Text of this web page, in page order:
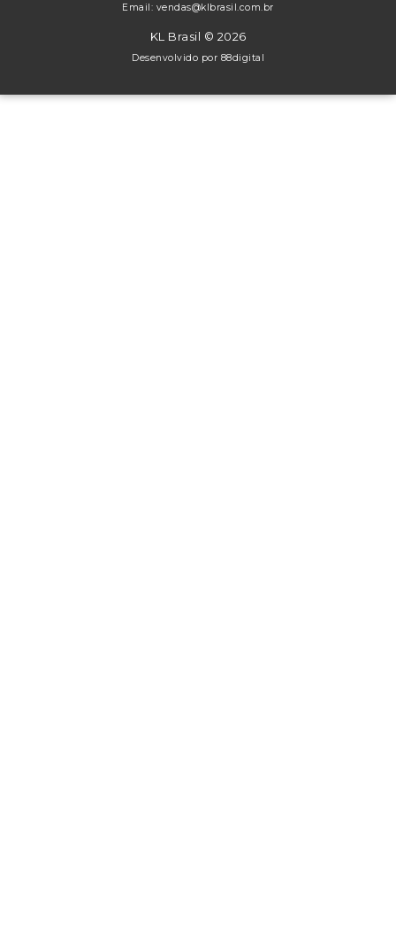
Email: vendas@klbrasil.com.br
KL Brasil © 2026
Desenvolvido por 88digital